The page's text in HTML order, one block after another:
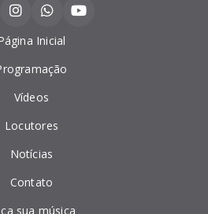
Inicial
Vídeos
Locutores
Notícias
Contato
sua música